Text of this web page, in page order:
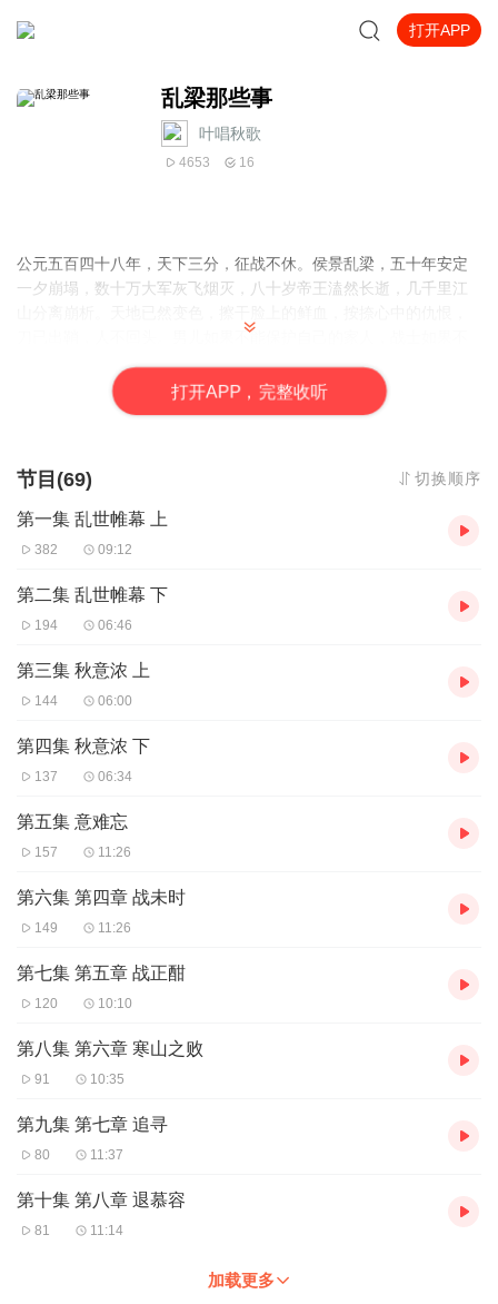
打开APP
乱梁那些事
叶唱秋歌
4653 16
公元五百四十八年，天下三分，征战不休。侯景乱梁，五十年安定
一夕崩塌，数十万大军灰飞烟灭，八十岁帝王溘然长逝，几千里江
刀已出鞘，人不回头。男儿如果不能保护自己的家人，战士如果不
眼泪，握紧了刀，向侯景走去……
打开APP，完整收听
节目(69) 切换顺序
第一集 乱世帷幕 上
382 09:12
第二集 乱世帷幕 下
194 06:46
第三集 秋意浓 上
144 06:00
第四集 秋意浓 下
137 06:34
第五集 意难忘
157 11:26
第六集 第四章 战未时
149 11:26
第七集 第五章 战正酣
120 10:10
第八集 第六章 寒山之败
91 10:35
第九集 第七章 追寻
80 11:37
第十集 第八章 退慕容
81 11:14
加载更多